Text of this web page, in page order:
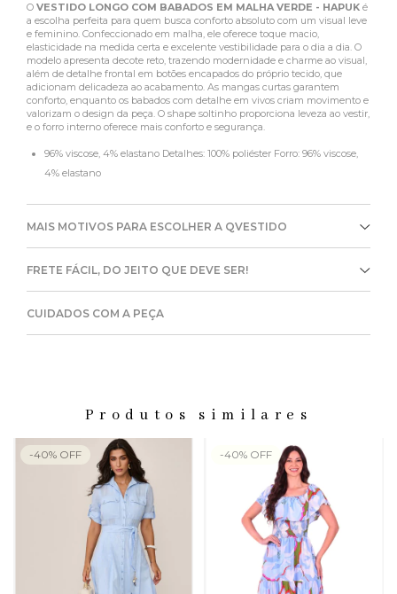
O VESTIDO LONGO COM BABADOS EM MALHA VERDE - HAPUK é
a escolha perfeita para quem busca conforto absoluto com um visual leve
e feminino. Confeccionado em malha, ele oferece toque macio,
elasticidade na medida certa e excelente vestibilidade para o dia a dia. O
modelo apresenta decote reto, trazendo modernidade e charme ao visual,
além de detalhe frontal em botões encapados do próprio tecido, que
adicionam delicadeza ao acabamento. As mangas curtas garantem
conforto, enquanto os babados com detalhe em vivos criam movimento e
valorizam o design da peça. O shape soltinho proporciona leveza ao vestir,
e o forro interno oferece mais conforto e segurança.
96% viscose, 4% elastano Detalhes: 100% poliéster Forro: 96% viscose,
4% elastano
MAIS MOTIVOS PARA ESCOLHER A QVESTIDO
FRETE FÁCIL, DO JEITO QUE DEVE SER!
CUIDADOS COM A PEÇA
Produtos similares
-40% OFF -40% OFF